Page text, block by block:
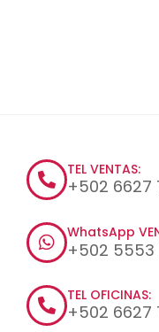
TEL VENTAS:
+502 6627
WhatsApp
+502 5553
TEL OFICINAS:
+502 6627